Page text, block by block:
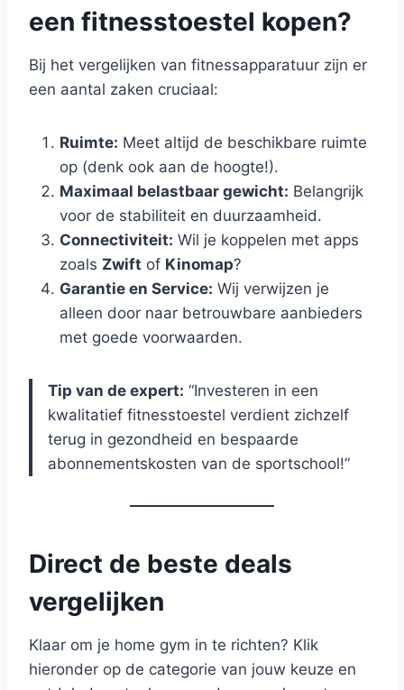
een fitnesstoestel kopen?
Bij het vergelijken van fitnessapparatuur zijn er
een aantal zaken cruciaal:
Ruimte: Meet altijd de beschikbare ruimte
op (denk ook aan de hoogte!).
Maximaal belastbaar gewicht: Belangrijk
voor de stabiliteit en duurzaamheid.
Connectiviteit: Wil je koppelen met apps
zoals Zwift of Kinomap?
Garantie en Service: Wij verwijzen je
alleen door naar betrouwbare aanbieders
met goede voorwaarden.
Tip van de expert: “Investeren in een
kwalitatief fitnesstoestel verdient zichzelf
terug in gezondheid en bespaarde
abonnementskosten van de sportschool!”
Direct de beste deals
vergelijken
Klaar om je home gym in te richten? Klik
hieronder op de categorie van jouw keuze en